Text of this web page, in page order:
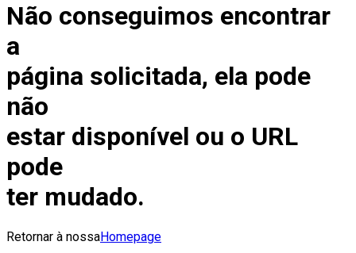
Não conseguimos encontrar
a
página solicitada, ela pode
não
estar disponível ou o URL
pode
ter mudado.
Retornar à nossaHomepage